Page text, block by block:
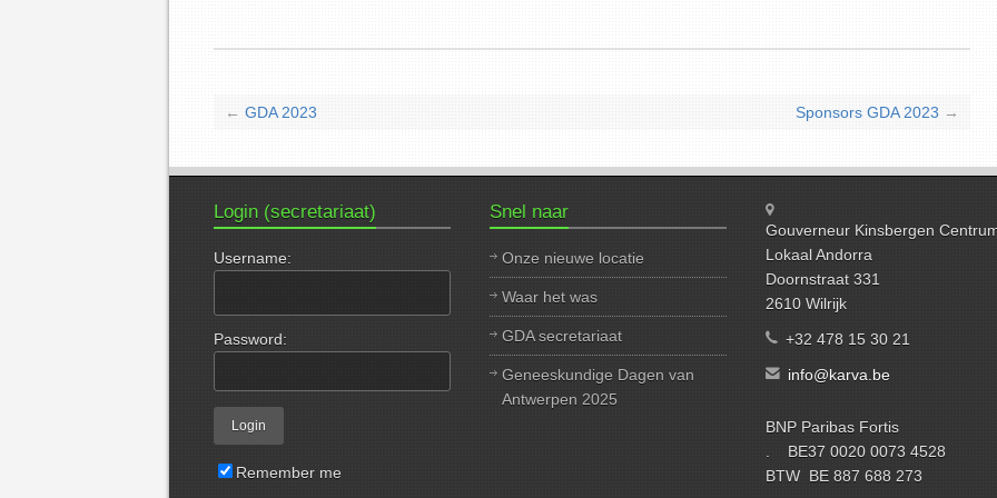
← GDA 2023 Sponsors GDA 2023 →
Login (secretariaat)
Username:
Password:
Remember me
Snel naar
Onze nieuwe locatie
Waar het was
GDA secretariaat
Geneeskundige Dagen van
Antwerpen 2025
Gouverneur Kinsbergen
Lokaal Andorra
Doornstraat 331
2610 Wilrijk
+32 478 15 30 21
info@karva.be
BNP Paribas Fortis
. BE37 0020 0073 4528
BTW BE 887 688 273